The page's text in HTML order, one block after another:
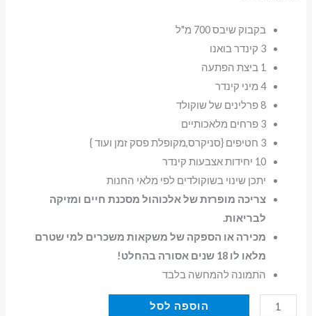
בקבוק שיבס 700 מ"ל
3 קינדר בואנו
1 ביצת הפתעה
4 מיני קינדר
8 פרלינים של שוקולד
3 פרחים מלאכותיים
3 חטיפים {סניקרס,מקופלת פסק זמן ועוד }
10 יחידות אצבעות קינדר
יתכן שינוי בשוקולדים לפי מלאי החנות
צריכה מופרזת של אלכוהול מסכנת חיים ומזיקה
לבריאות.
מכירה או הספקה של משקאות משכרים למי שטרם
מלאו לו 18 שנים אסורה בהחלט!
התמונה להמחשה בלבד
כמות
הוספה לסל